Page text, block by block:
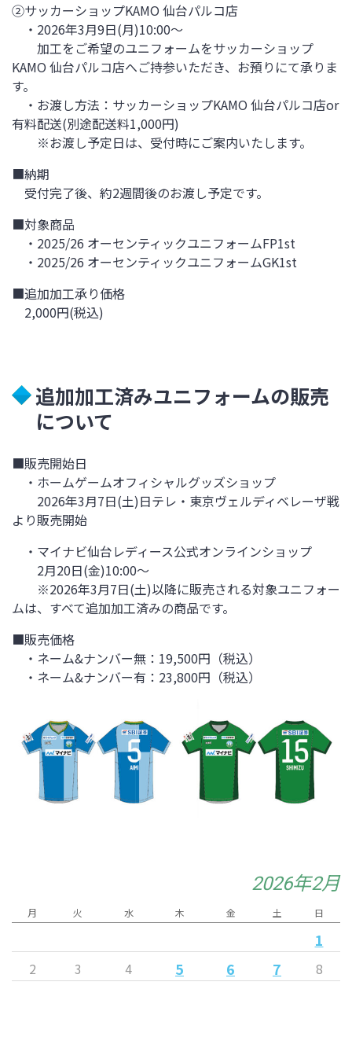
②サッカーショップKAMO 仙台パルコ店
・2026年3月9日(月)10:00～
加工をご希望のユニフォームをサッカーショップ
KAMO 仙台パルコ店へご持参いただき、お預りにて承りま
す。
・お渡し方法：サッカーショップKAMO 仙台パルコ店or
有料配送(別途配送料1,000円)
※お渡し予定日は、受付時にご案内いたします。
■納期
受付完了後、約2週間後のお渡し予定です。
■対象商品
・2025/26 オーセンティックユニフォームFP1st
・2025/26 オーセンティックユニフォームGK1st
■追加加工承り価格
2,000円(税込)
追加加工済みユニフォームの販売
について
■販売開始日
・ホームゲームオフィシャルグッズショップ
2026年3月7日(土)日テレ・東京ヴェルディベレーザ戦
より販売開始
・マイナビ仙台レディース公式オンラインショップ
2月20日(金)10:00～
※2026年3月7日(土)以降に販売される対象ユニフォー
ムは、すべて追加加工済みの商品です。
■販売価格
・ネーム&ナンバー無：19,500円（税込）
・ネーム&ナンバー有：23,800円（税込）
2026年2月
月 火 水 木 金 土 日
1
2 3 4 5 6 7
8